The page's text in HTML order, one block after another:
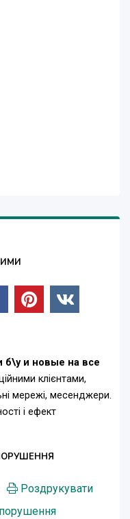
б\у и новые на все
клієнтами,
мережі, месенджери.
і ефект
Роздрукувати